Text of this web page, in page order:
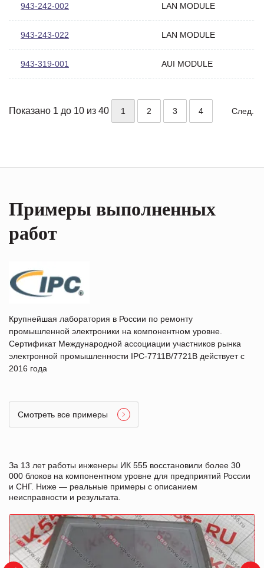
943-242-002 LAN MODULE
943-243-022 LAN MODULE
943-319-001 AUI MODULE
Показано 1 до 10 из 40 1 2 3 4 След.
Примеры выполненных
работ
Крупнейшая лаборатория в России по ремонту
промышленной электроники на компонентном уровне.
Сертификат Международной ассоциации участников рынка
электронной промышленности IPC-7711B/7721B действует с
2016 года
Смотреть все примеры
За 13 лет работы инженеры ИК 555 восстановили более 30
000 блоков на компонентном уровне для предприятий России
и СНГ. Ниже — реальные примеры с описанием
неисправности и результата.